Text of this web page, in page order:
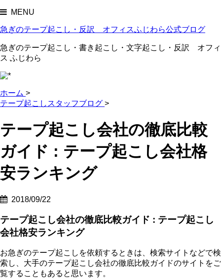
MENU
急ぎのテープ起こし・反訳 オフィスふじわら公式ブログ
急ぎのテープ起こし・書き起こし・文字起こし・反訳 オフィ
ス ふじわら
ホーム >
テープ起こしスタッフブログ >
テープ起こし会社の徹底比較
ガイド : テープ起こし会社格
安ランキング
2018/09/22
テープ起こし会社の徹底比較ガイド : テープ起こし
会社格安ランキング
お急ぎのテープ起こしを依頼するときは、検索サイトなどで検
索し、大手のテープ起こし会社の徹底比較ガイドのサイトをご
覧することもあると思います。